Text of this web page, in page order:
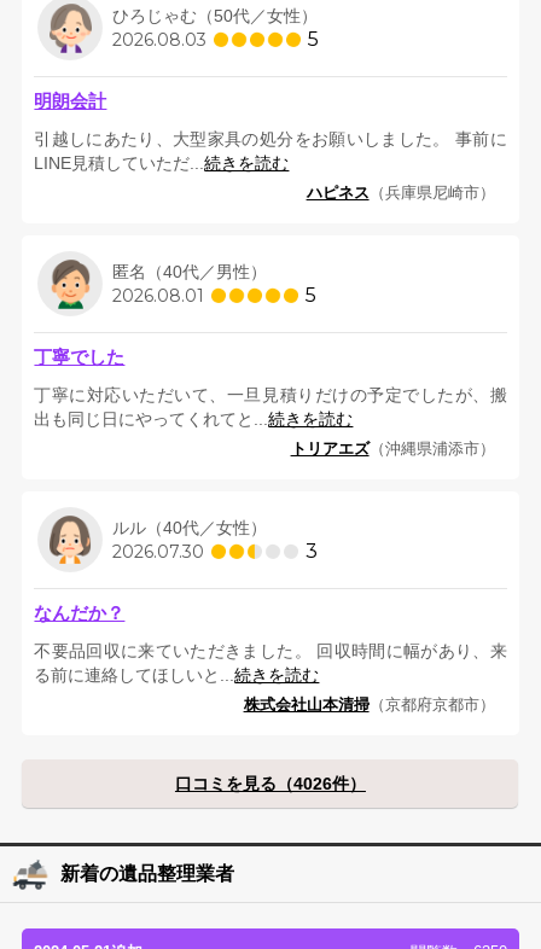
ひろじゃむ（50代／女性）
2026.08.03 5
明朗会計
引越しにあたり、大型家具の処分をお願いしました。 事前に
LINE見積していただ...続きを読む
ハピネス （兵庫県尼崎市）
匿名（40代／男性）
2026.08.01 5
丁寧でした
丁寧に対応いただいて、一旦見積りだけの予定でしたが、搬
出も同じ日にやってくれてと...続きを読む
トリアエズ（沖縄県浦添市）
ルル（40代／女性）
2026.07.30 3
なんだか？
不要品回収に来ていただきました。 回収時間に幅があり、来
る前に連絡してほしいと...続きを読む
株式会社山本清掃（京都府京都市）
口コミを見る（4026件）
新着の遺品整理業者